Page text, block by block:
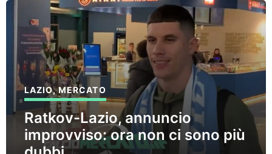
LAZIO,MERCATO
Ratkov-Lazio, annuncio
improvviso: ora non ci sono più